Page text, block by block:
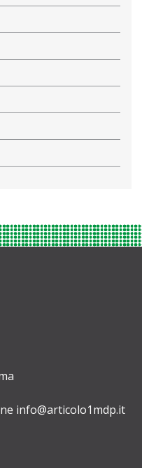
info@articolo1mdp.it